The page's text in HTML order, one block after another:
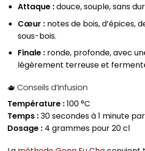
Attaque :douce, souple, sans
Cœur :notes de bois, d’épices,
sous-bois.
Finale :ronde, profonde, avec
légèrement terreuse et
🫖 Conseils d’infusion
Température :100 °C
Temps :30 secondes à 1 minute
Dosage : 4 grammes pour 20 cl